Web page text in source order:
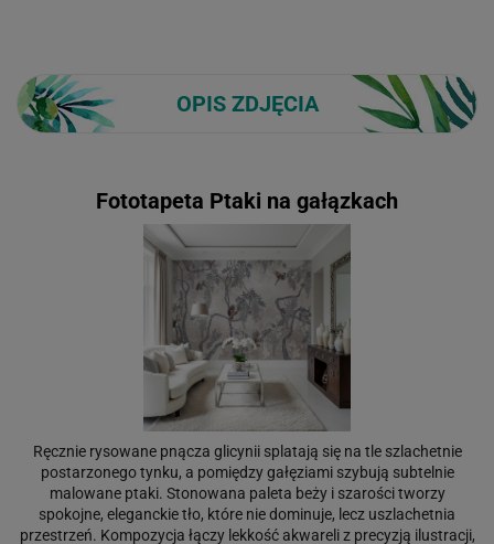
OPIS ZDJĘCIA
Fototapeta Ptaki na gałązkach
Ręcznie rysowane pnącza glicynii splatają się na tle szlachetnie
postarzonego tynku, a pomiędzy gałęziami szybują subtelnie
malowane ptaki. Stonowana paleta beży i szarości tworzy
spokojne, eleganckie tło, które nie dominuje, lecz uszlachetnia
przestrzeń. Kompozycja łączy lekkość akwareli z precyzją ilustracji,